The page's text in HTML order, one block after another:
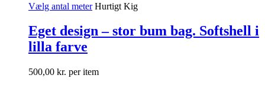
Vælg antal meter Hurtigt Kig
Eget design – stor bum bag. Softshell i
lilla farve
500,00 kr. per item